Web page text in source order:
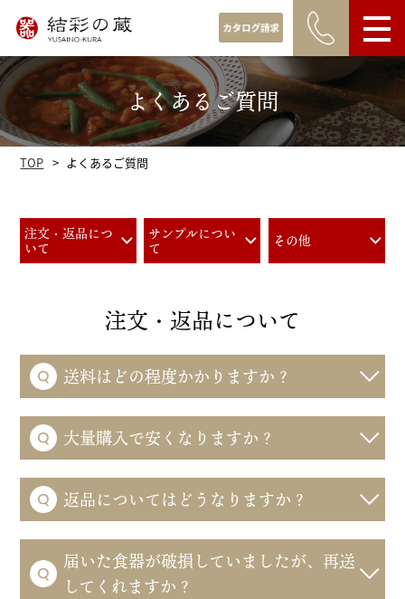
注文
お得意様へ
発注フォームよくあるご質問
TOP よくあるご質問
注文・返品につ
いて
サンプルについ
て その他
注文・返品について
送料はどの程度かかりますか？
大量購入で安くなりますか？
返品についてはどうなりますか？
届いた食器が破損していましたが、再送
してくれますか？